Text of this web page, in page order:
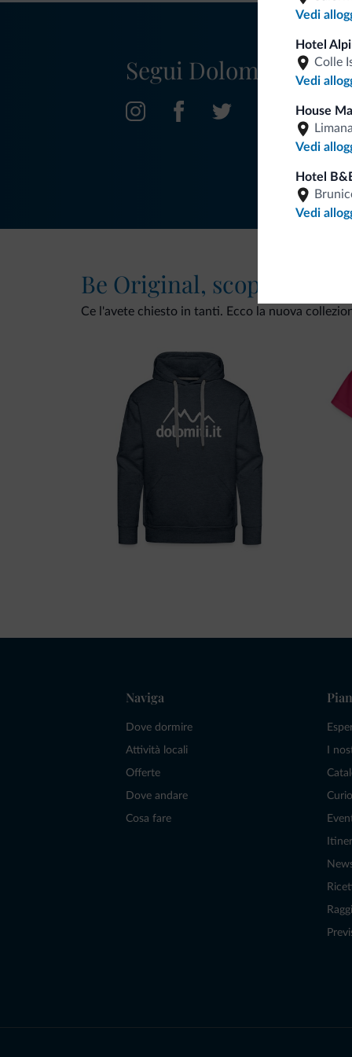
Vedi
Hotel
Colle
Vedi
House
Limana
Vedi
Hotel
Vedi
Segui Dolomiti.it
Be Original, scopri la
Ce l'avete chiesto in tanti. Ecco la nuova
Naviga
Dove dormire
Attività locali
Offerte
Dove andare
Cosa fare
I